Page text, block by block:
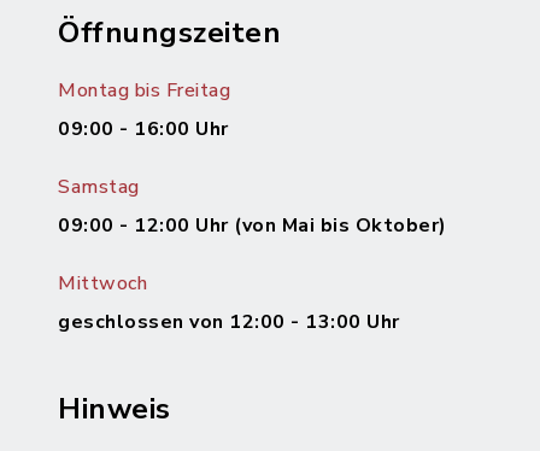
Öffnungszeiten
Montag bis Freitag
09:00 - 16:00 Uhr
Samstag
09:00 - 12:00 Uhr (von Mai bis Oktober)
Mittwoch
geschlossen von 12:00 - 13:00 Uhr
Hinweis